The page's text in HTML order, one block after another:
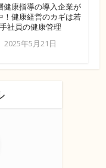
健康指導の導入企業が
！健康経営のカギは若
手社員の健康管理
2025年5月21日